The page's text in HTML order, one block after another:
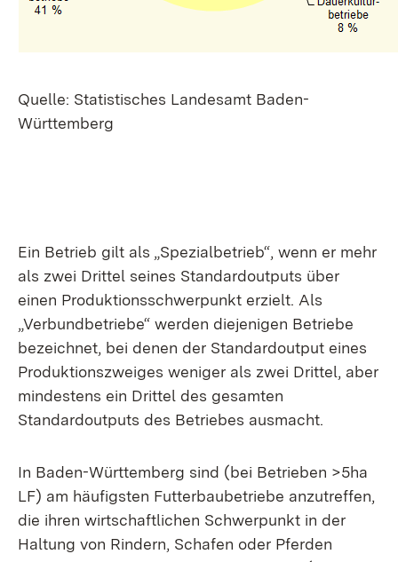
Quelle: Statistisches Landesamt Baden-
Württemberg
Ein Betrieb gilt als „Spezialbetrieb“, wenn er mehr
als zwei Drittel seines Standardoutputs über
einen Produktionsschwerpunkt erzielt. Als
„Verbundbetriebe“ werden diejenigen Betriebe
bezeichnet, bei denen der Standardoutput eines
Produktionszweiges weniger als zwei Drittel, aber
mindestens ein Drittel des gesamten
Standardoutputs des Betriebes ausmacht.
In Baden-Württemberg sind (bei Betrieben >5ha
LF) am häufigsten Futterbaubetriebe anzutreffen,
die ihren wirtschaftlichen Schwerpunkt in der
Haltung von Rindern, Schafen oder Pferden